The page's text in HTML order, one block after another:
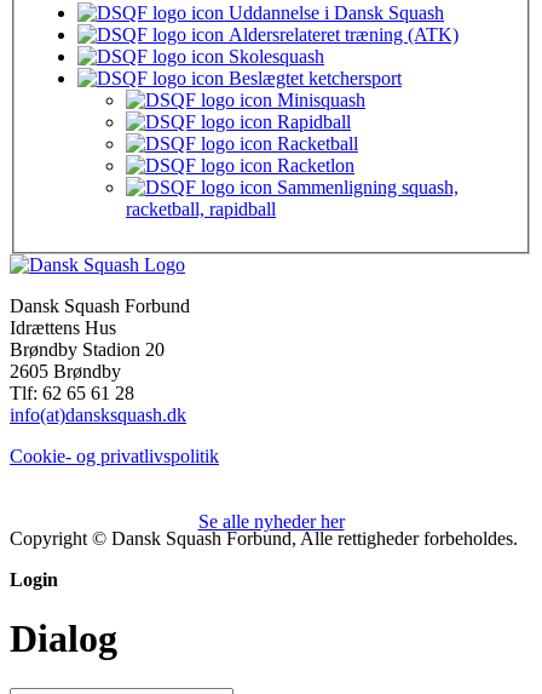
Uddannelse i Dansk Squash
Aldersrelateret træning (ATK)
Skolesquash
Beslægtet ketchersport
Minisquash
Rapidball
Racketball
Racketlon
Sammenligning squash,
racketball, rapidball
Dansk Squash Forbund
Idrættens Hus
Brøndby Stadion 20
2605 Brøndby
Tlf: 62 65 61 28
info(at)dansksquash.dk
Cookie- og privatlivspolitik
Se alle nyheder her
Copyright © Dansk Squash Forbund, Alle rettigheder forbeholdes.
Login
Dialog